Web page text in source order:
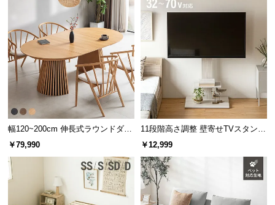
背面がオープンなデザインのため、電化製品などコ
ードの配線もらくらく行うことができます。
幅120~200cm 伸長式ラウンドダイ
ニングテーブル 6人掛け 天然木突
板 美しい格子デザイン
￥79,990
11段階高さ調整 壁寄せTVスタンド
キャスター付き 上下左右角度調節
￥12,999